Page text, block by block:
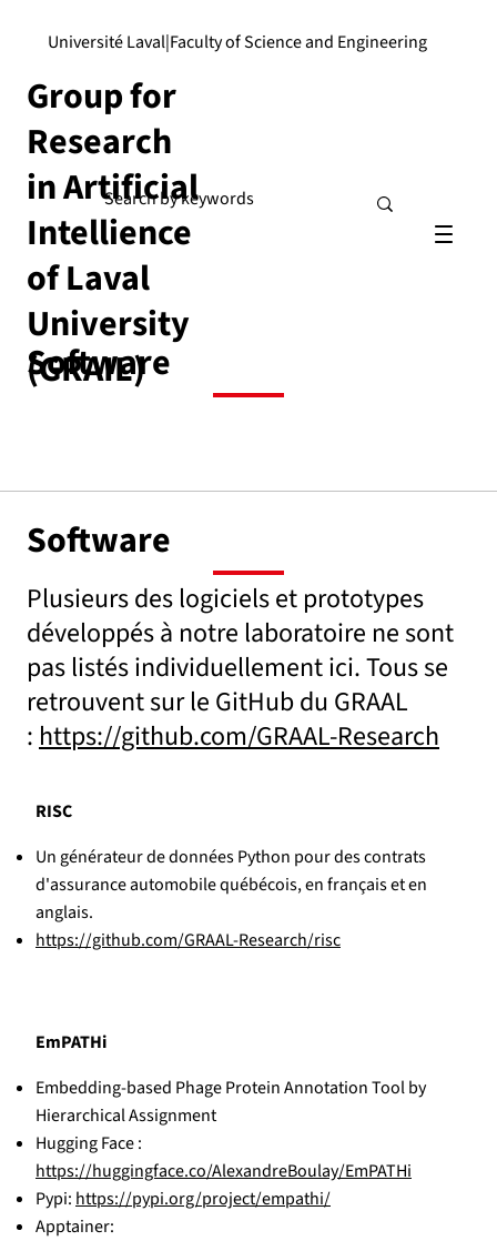
Group for
Research
in Artificial
Intellience
of Laval
University
(GRAIL)
|
Université Laval Faculty of Science and Engineering
Software
Software
Plusieurs des logiciels et prototypes
développés à notre laboratoire ne sont
pas listés individuellement ici. Tous se
retrouvent sur le GitHub du GRAAL
:https://github.com/GRAAL-Research
RISC
Un générateur de données Python pour des contrats
d'assurance automobile québécois, en français et en
anglais.
https://github.com/GRAAL-Research/risc
EmPATHi
Embedding-based Phage Protein Annotation Tool by
Hierarchical Assignment
Hugging Face :
https://huggingface.co/AlexandreBoulay/EmPATHi
Pypi:https://pypi.org/project/empathi/
Apptainer: